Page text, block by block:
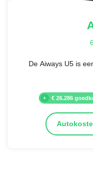
De Aiways U5 is
€ 26.286